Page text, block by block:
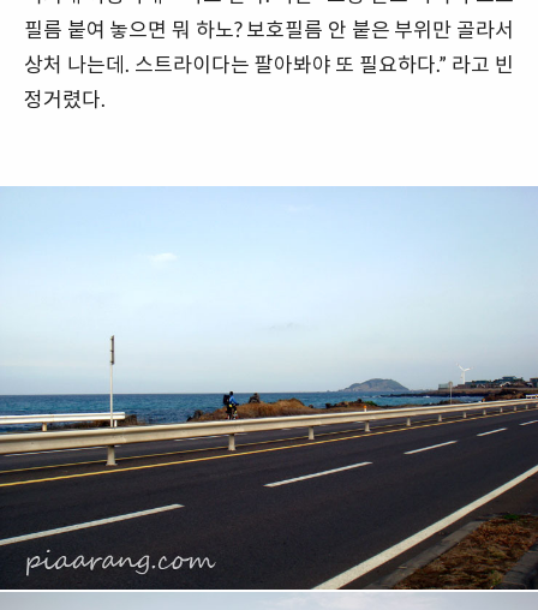
필름 붙여 놓으면 뭐 하노? 보호필름 안 붙은 부위만 골라서
상처 나는데. 스트라이다는 팔아봐야 또 필요하다.” 라고 빈
정거렸다.